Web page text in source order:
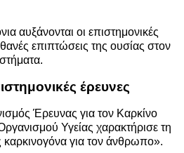
αυξάνονται οι επιστημονικές
επιπτώσεις της ουσίας στον
έρευνες
Έρευνας για τον Καρκίνο
Υγείας χαρακτήρισε τη
για τον άνθρωπο».